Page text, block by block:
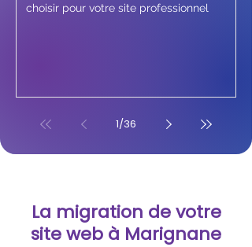
choisir pour votre site professionnel
1/36
La migration de votre
site web à Marignane